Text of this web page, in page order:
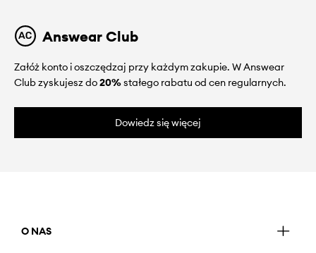
Answear Club
Załóż konto i oszczędzaj przy każdym zakupie. W Answear
Club zyskujesz do20%stałego rabatu od cen regularnych.
Dowiedz się więcej
O NAS